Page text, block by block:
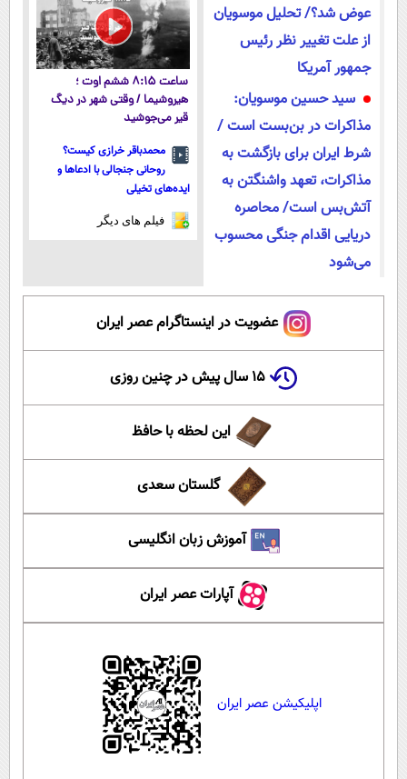
عوض شد؟/ تحلیل موسویان
از علت تغییر نظر رئیس
جمهور آمریکا
سید حسین موسویان:
مذاکرات در بن‌بست است /
شرط ایران برای بازگشت به
مذاکرات، تعهد واشنگتن به
آتش‌بس است/ محاصره
دریایی اقدام جنگی محسوب
می‌شود
ساعت ۸:۱۵ ششم اوت ؛
هیروشیما / وقتی شهر در دیگ
قیر می‌جوشید
محمدباقر خرازی کیست؟
روحانی جنجالی با ادعاها و
ایده‌های تخیلی
فیلم های دیگر
عضویت در اینستاگرام عصر ایران
۱۵ سال پیش در چنین روزی
این لحظه با حافظ
گلستان سعدی
آموزش زبان انگلیسی
آپارات عصر ایران
اپلیکیشن عصر ایران